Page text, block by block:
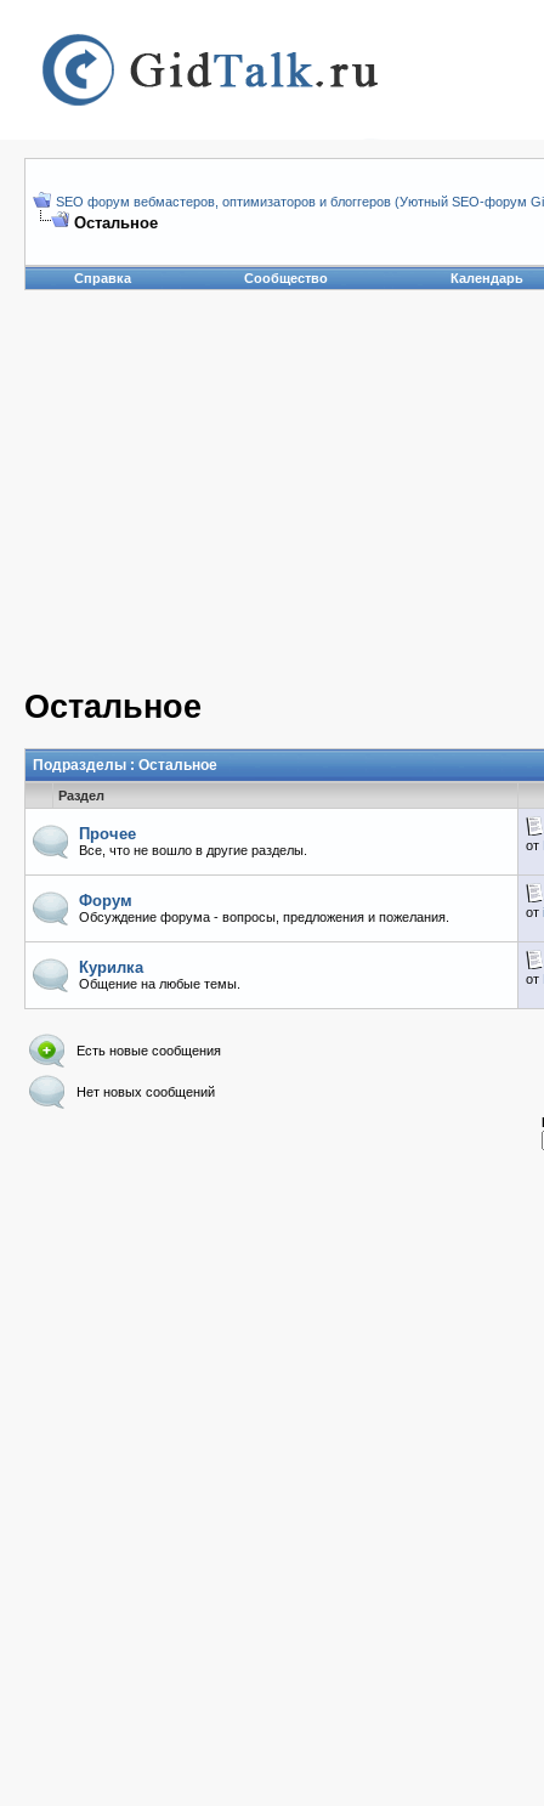
SEO форум вебмастеров, оптимизаторов и блоггеров (Уютный SEO-форум
Остальное
Справка Сообщество Календарь
Остальное
Подразделы : Остальное
Раздел
Прочее
Все, что не вошло в другие разделы. от
Форум
Обсуждение форума - вопросы, предложения и пожелания. от
Курилка
Общение на любые темы. от
Есть новые сообщения
Нет новых сообщений